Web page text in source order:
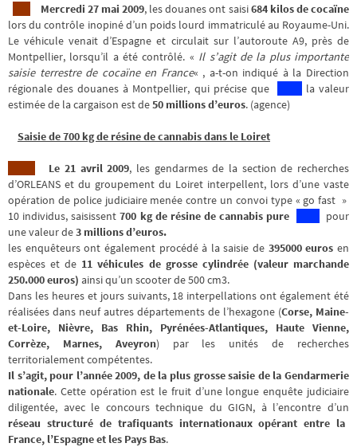
Mercredi 27 mai 2009, les douanes ont saisi684 kilos de cocaïne
lors du contrôle inopiné d’un poids lourd immatriculé au Royaume-Uni.
Le véhicule venait d’Espagne et circulait sur l’autoroute A9, près de
Montpellier, lorsqu’il a été contrôlé. « Il s’agit de la plus importante
saisie terrestre de cocaïne en France« , a-t-on indiqué à la Direction
régionale des douanes à Montpellier, qui précise que
la valeur
estimée de la cargaison est de50 millions d’euros. (agence)
Saisie de 700 kg de résine de cannabisdans le Loiret
Le 21 avril 2009, les gendarmes de la section de recherches
d’ORLEANS et du groupement du Loiret interpellent, lors d’une vaste
opération de police judiciaire menée contre un convoi type « go fast »
10 individus, saisissent700 kg de résine de cannabis pure
pour
une valeur de3 millions d’euros.
les enquêteurs ont également procédé à la saisie de 395000 euros en
espèces et de 11 véhicules de grosse cylindrée (valeur marchande
250.000 euros) ainsi qu’un scooter de 500 cm3.
Dans les heures et jours suivants, 18 interpellations ont également été
réalisées dans neuf autres départements de l’hexagone (Corse, Maine-
et-Loire, Nièvre, Bas Rhin, Pyrénées-Atlantiques, Haute Vienne,
Corrèze, Marnes, Aveyron) par les unités de recherches
territorialement compétentes.
Il s’agit, pour l’année 2009, de la plus grosse saisie de la Gendarmerie
nationale. Cette opération est le fruit d’une longue enquête judiciaire
diligentée, avec le concours technique du GIGN, à l’encontre d’un
réseau structuré de trafiquants internationaux opérant entre la
France, l’Espagne et les Pays Bas.